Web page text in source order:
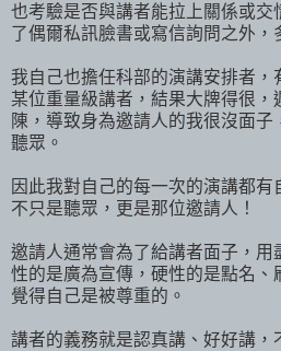
也考驗是否與講者能拉上關係或交
了偶爾私訊臉書或寫信詢問之外，
我自己也擔任科部的演講安排者，
某位重量級講者，結果大牌得很，
陳，導致身為邀請人的我很沒面
聽眾。
因此我對自己的每一次的演講都有
不只是聽眾，更是那位邀請人！
邀請人通常會為了給講者面子，用
性的是廣為宣傳，硬性的是點名、
覺得自己是被尊重的。
講者的義務就是認真講、好好講，